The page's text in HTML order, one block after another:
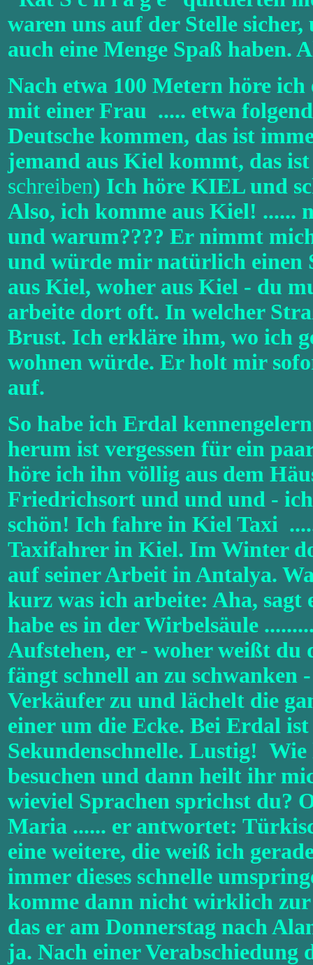
waren uns auf der Stelle
auch eine Menge Spaß haben.
Nach etwa 100 Metern höre
mit einer Frau ..... etwa
Deutsche kommen, das ist
jemand aus Kiel kommt, das
schreiben) Ich höre KIEL und
Also, ich komme aus Kiel! ......
und warum???? Er nimmt
und würde mir natürlich einen
aus Kiel, woher aus Kiel - du
arbeite dort oft. In welcher
Brust. Ich erkläre ihm, wo ich
wohnen würde. Er holt mir
auf.
So habe ich Erdal
herum ist vergessen für ein
höre ich ihn völlig aus dem
Friedrichsort und und und -
schön! Ich fahre in Kiel Taxi
Taxifahrer in Kiel. Im Winter
auf seiner Arbeit in Antalya.
kurz was ich arbeite: Aha,
habe es in der Wirbelsäule
Aufstehen, er - woher weißt du
fängt schnell an zu schwanken
Verkäufer zu und lächelt die
einer um die Ecke. Bei Erdal
Sekundenschnelle. Lustig!
besuchen und dann heilt ihr
wieviel Sprachen sprichst du?
Maria ...... er antwortet:
eine weitere, die weiß ich
immer dieses schnelle
komme dann nicht wirklich zur
das er am Donnerstag nach
ja. Nach einer